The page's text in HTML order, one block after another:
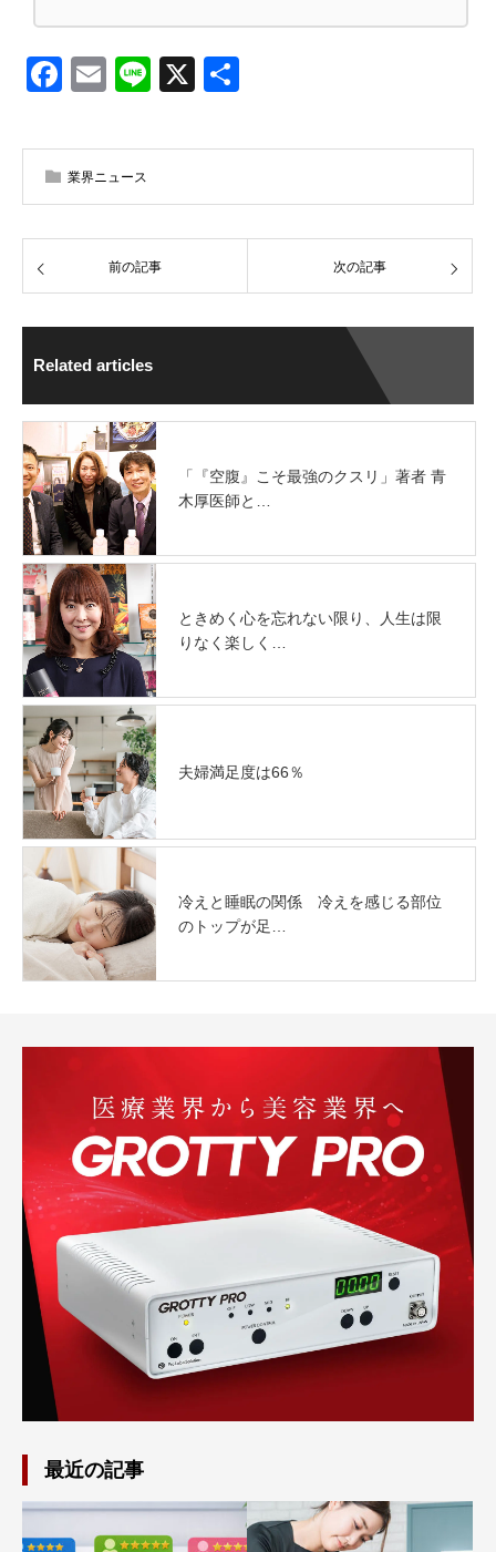
Facebook
EmailLine
X
業界ニュース
前の記事 次の記事
Related articles
「『空腹』こそ最強のクスリ」著者 青
木厚医師と…
ときめく心を忘れない限り、人生は限
りなく楽しく…
夫婦満足度は66％
冷えと睡眠の関係 冷えを感じる部位
のトップが足…
最近の記事